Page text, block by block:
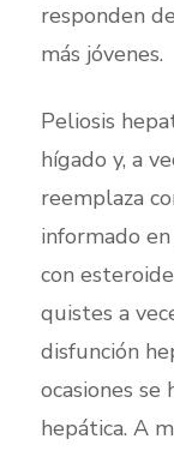
responden
más jóvenes.
Peliosis
hígado y, a
reemplaza
informado
con
quistes a
disfunción
ocasiones se
hepática. A